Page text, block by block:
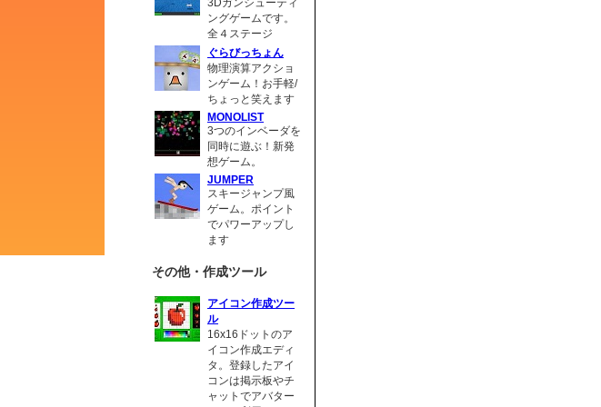
3Dガンシューティ
ングゲームです。
全４ステージ
ぐらびっちょん
物理演算アクショ
ンゲーム！お手軽/
ちょっと笑えます
MONOLIST
3つのインベーダを
同時に遊ぶ！新発
想ゲーム。
JUMPER
スキージャンプ風
ゲーム。ポイント
でパワーアップし
ます
その他・作成ツール
アイコン作成ツー
ル
16x16ドットのア
イコン作成エディ
タ。登録したアイ
コンは掲示板やチ
ャットでアバター